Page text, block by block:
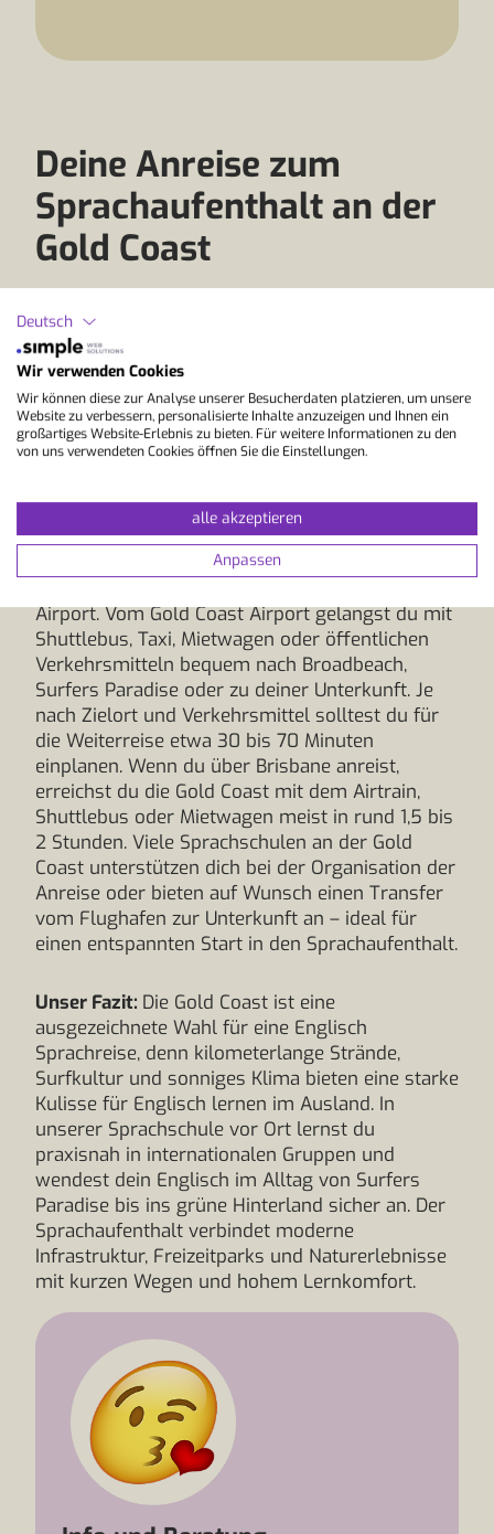
Deine Anreise zum
Sprachaufenthalt an der
Gold Coast
Ein Sprachaufenthalt an der Gold Coast
verbindet Englisch lernen mit Sonne, Strand,
Surfen und australischem Lifestyle. Die Region
im Südosten von Queensland ist auch ab der
Schweiz gut erreichbar, allerdings nicht per
Direktflug. Ab Zürich und Genf erfolgt die
Doha, Dubai oder Singapur.
Die Anreise erfolgt über den Gold Coast Airport
Airport. Vom Gold Coast Airport gelangst du mit
Shuttlebus, Taxi, Mietwagen oder öffentlichen
Verkehrsmitteln bequem nach Broadbeach,
Surfers Paradise oder zu deiner Unterkunft. Je
nach Zielort und Verkehrsmittel solltest du für
die Weiterreise etwa 30 bis 70 Minuten
einplanen. Wenn du über Brisbane anreist,
erreichst du die Gold Coast mit dem Airtrain,
Shuttlebus oder Mietwagen meist in rund 1,5 bis
2 Stunden. Viele Sprachschulen an der Gold
Coast unterstützen dich bei der Organisation der
Anreise oder bieten auf Wunsch einen Transfer
vom Flughafen zur Unterkunft an – ideal für
einen entspannten Start in den Sprachaufenthalt.
Unser Fazit: Die Gold Coast ist eine
ausgezeichnete Wahl für eine Englisch
Sprachreise, denn kilometerlange Strände,
Surfkultur und sonniges Klima bieten eine starke
Kulisse für Englisch lernen im Ausland. In
unserer Sprachschule vor Ort lernst du
praxisnah in internationalen Gruppen und
wendest dein Englisch im Alltag von Surfers
Paradise bis ins grüne Hinterland sicher an. Der
Sprachaufenthalt verbindet moderne
Infrastruktur, Freizeitparks und Naturerlebnisse
mit kurzen Wegen und hohem Lernkomfort.
Deutsch
Wir verwenden Cookies
Wir können diese zur Analyse unserer Besucherdaten platzieren, um unsere
Website zu verbessern, personalisierte Inhalte anzuzeigen und Ihnen ein
großartiges Website-Erlebnis zu bieten. Für weitere Informationen zu den
von uns verwendeten Cookies öffnen Sie die Einstellungen.
alle akzeptieren
Anpassen